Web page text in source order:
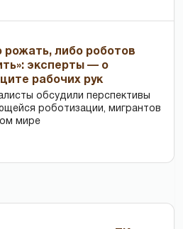
рожать, либо роботов
эксперты — о
рабочих рук
обсудили перспективы
роботизации, мигрантов
мире